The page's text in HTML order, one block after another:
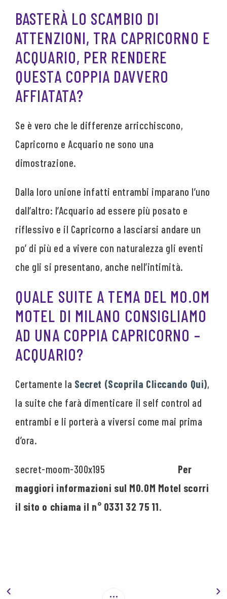
BASTERÀ LO SCAMBIO DI
ATTENZIONI, TRA CAPRICORNO E
ACQUARIO, PER RENDERE
QUESTA COPPIA DAVVERO
AFFIATATA?
Se è vero che le differenze arricchiscono,
Capricorno e Acquario ne sono una
dimostrazione.
Dalla loro unione infatti entrambi imparano l’uno
dall’altro: l’Acquario ad essere più posato e
riflessivo e il Capricorno a lasciarsi andare un
po’ di più ed a vivere con naturalezza gli eventi
che gli si presentano, anche nell’intimità.
QUALE SUITE A TEMA DEL MO.OM
MOTEL DI MILANO CONSIGLIAMO
AD UNA COPPIA CAPRICORNO –
ACQUARIO?
Certamente la Secret (Scoprila Cliccando Qui),
la suite che farà dimenticare il self control ad
entrambi e li porterà a viversi come mai prima
d’ora.
Per
maggiori informazioni sul MO.OM Motel scorri
il sito o chiama il n° 0331 32 75 11.